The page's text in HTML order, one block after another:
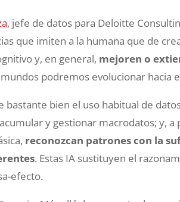
, jefe de datos para Deloitte
que imiten a la humana que de
y, en general, mejoren o
podremos evolucionar hacia
bastante bien el uso habitual de
y gestionar macrodatos; y,
reconozcan patrones con la
. Estas IA sustituyen el
efecto.